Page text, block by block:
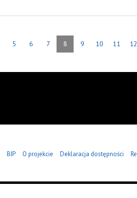
5 6 7 8 9 10 11 12
BIP O projekcie Deklaracja dostępności